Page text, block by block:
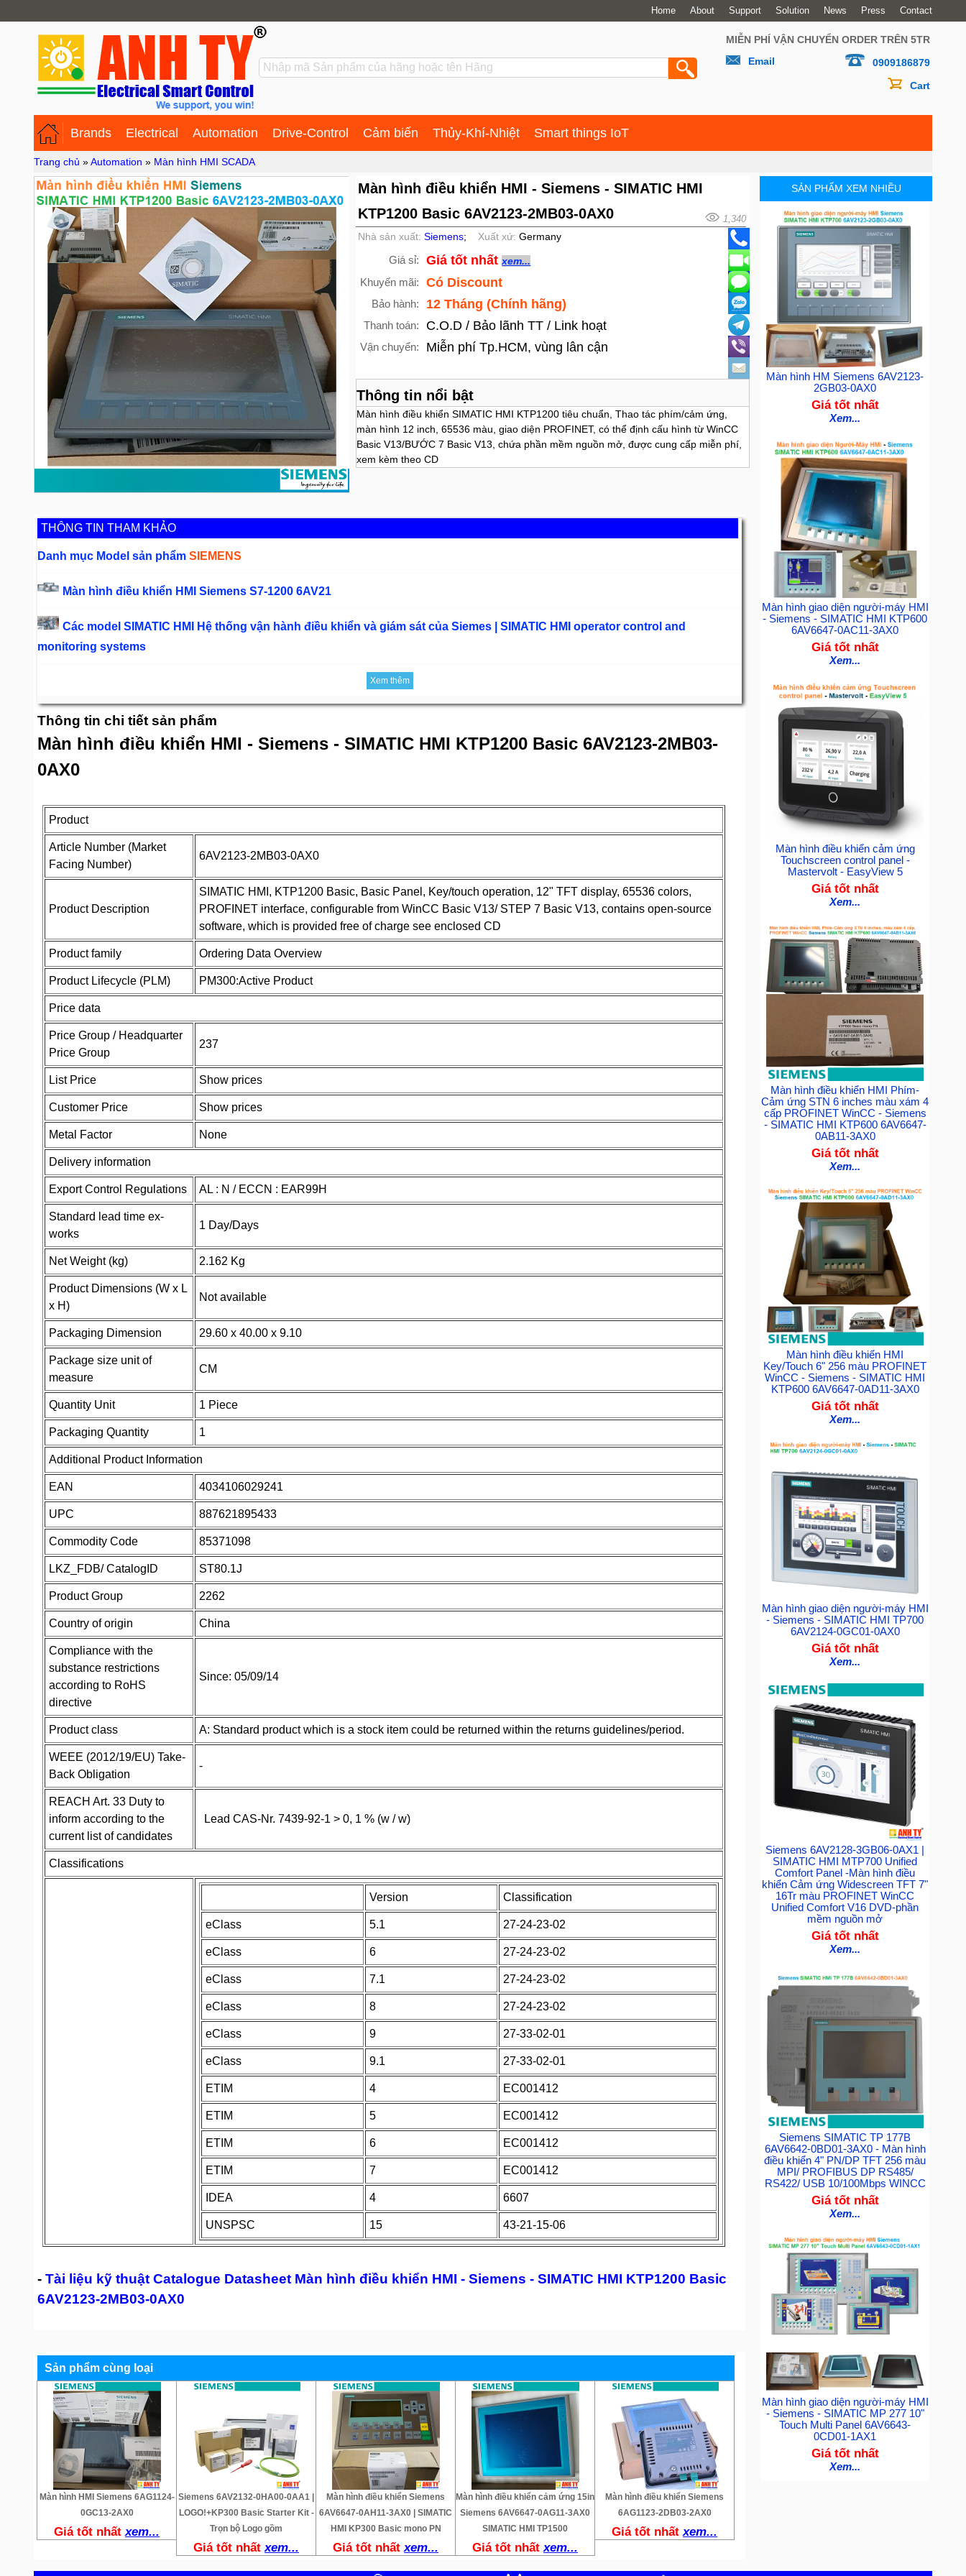
Home About Support Solution News Press Contact
MIỄN PHÍ VẬN CHUYỂN ORDER TRÊN 5TR
Email
0909186879
Cart
Brands Electrical Automation Drive-Control Cảm biến Thủy-Khí-Nhiệt Smart things IoT
Trang chủ »Automation » Màn hình HMI SCADA
Màn hình điều khiển HMI - Siemens - SIMATIC HMI
KTP1200 Basic 6AV2123-2MB03-0AX0
1,340
Nhà sản xuất: Siemens; Xuất xứ: Germany
Giá sỉ: Giá tốt nhấtxem...
Khuyến mãi: Có Discount
Bảo hành: 12 Tháng (Chính hãng)
Thanh toán: C.O.D / Bảo lãnh TT / Link hoạt
Vận chuyển: Miễn phí Tp.HCM, vùng lân cận
Thông tin nổi bật
Màn hình điều khiển SIMATIC HMI KTP1200 tiêu chuẩn, Thao tác phím/cảm ứng,
màn hình 12 inch, 65536 màu, giao diện PROFINET, có thể định cấu hình từ WinCC
Basic V13/BƯỚC 7 Basic V13, chứa phần mềm nguồn mở, được cung cấp miễn phí,
xem kèm theo CD
THÔNG TIN THAM KHẢO
Danh mục Model sản phẩm SIEMENS
Màn hình điều khiển HMI Siemens S7-1200 6AV21
Các model SIMATIC HMI Hệ thống vận hành điều khiển và giám sát của Siemes | SIMATIC HMI operator control and
monitoring systems
Xem thêm
Thông tin chi tiết sản phẩm
Màn hình điều khiển HMI - Siemens - SIMATIC HMI KTP1200 Basic 6AV2123-2MB03-
0AX0
Product
Article Number (Market
Facing Number)
6AV2123-2MB03-0AX0
Product Description
SIMATIC HMI, KTP1200 Basic, Basic Panel, Key/touch operation, 12" TFT display, 65536 colors,
PROFINET interface, configurable from WinCC Basic V13/ STEP 7 Basic V13, contains open-source
software, which is provided free of charge see enclosed CD
Product family Ordering Data Overview
Product Lifecycle (PLM) PM300:Active Product
Price data
Price Group / Headquarter
Price Group
237
List Price Show prices
Customer Price Show prices
Metal Factor None
Delivery information
Export Control Regulations AL : N / ECCN : EAR99H
Standard lead time ex-
works
1 Day/Days
Net Weight (kg) 2.162 Kg
Product Dimensions (W x L
x H)
Not available
Packaging Dimension 29.60 x 40.00 x 9.10
Package size unit of
measure
CM
Quantity Unit 1 Piece
Packaging Quantity 1
Additional Product Information
EAN 4034106029241
UPC 887621895433
Commodity Code 85371098
LKZ_FDB/ CatalogID ST80.1J
Product Group 2262
Country of origin China
Compliance with the
substance restrictions
according to RoHS
directive
Since: 05/09/14
Product class A: Standard product which is a stock item could be returned within the returns guidelines/period.
WEEE (2012/19/EU) Take-
Back Obligation
-
REACH Art. 33 Duty to
inform according to the
current list of candidates
Lead CAS-Nr. 7439-92-1 > 0, 1 % (w / w)
Classifications
Version Classification
eClass 5.1 27-24-23-02
eClass 6 27-24-23-02
eClass 7.1 27-24-23-02
eClass 8 27-24-23-02
eClass 9 27-33-02-01
eClass 9.1 27-33-02-01
ETIM 4 EC001412
ETIM 5 EC001412
ETIM 6 EC001412
ETIM 7 EC001412
IDEA 4 6607
UNSPSC 15 43-21-15-06
- Tài liệu kỹ thuật Catalogue Datasheet Màn hình điều khiển HMI - Siemens - SIMATIC HMI KTP1200 Basic
6AV2123-2MB03-0AX0
Sản phẩm cùng loại
Màn hình HMI Siemens 6AG1124-
0GC13-2AX0
Giá tốt nhấtxem...
Siemens 6AV2132-0HA00-0AA1 |
LOGO!+KP300 Basic Starter Kit -
Trọn bộ Logo gồm
Giá tốt nhấtxem...
Màn hình điều khiển Siemens
6AV6647-0AH11-3AX0 | SIMATIC
HMI KP300 Basic mono PN
Giá tốt nhấtxem...
Màn hình điều khiển cảm ứng 15in
Siemens 6AV6647-0AG11-3AX0
SIMATIC HMI TP1500
Giá tốt nhấtxem...
Màn hình điều khiển Siemens
6AG1123-2DB03-2AX0
Giá tốt nhấtxem...
SẢN PHẨM XEM NHIỀU
Màn hình HM Siemens 6AV2123-
2GB03-0AX0
Giá tốt nhất
Xem...
Màn hình giao diện người-máy HMI
- Siemens - SIMATIC HMI KTP600
6AV6647-0AC11-3AX0
Giá tốt nhất
Xem...
Màn hình điều khiển cảm ứng
Touchscreen control panel -
Mastervolt - EasyView 5
Giá tốt nhất
Xem...
Màn hình điều khiển HMI Phím-
Cảm ứng STN 6 inches màu xám 4
cấp PROFINET WinCC - Siemens
- SIMATIC HMI KTP600 6AV6647-
0AB11-3AX0
Giá tốt nhất
Xem...
Màn hình điều khiển HMI
Key/Touch 6" 256 màu PROFINET
WinCC - Siemens - SIMATIC HMI
KTP600 6AV6647-0AD11-3AX0
Giá tốt nhất
Xem...
Màn hình giao diện người-máy HMI
- Siemens - SIMATIC HMI TP700
6AV2124-0GC01-0AX0
Giá tốt nhất
Xem...
Siemens 6AV2128-3GB06-0AX1 |
SIMATIC HMI MTP700 Unified
Comfort Panel -Màn hình điều
khiển Cảm ứng Widescreen TFT 7"
16Tr màu PROFINET WinCC
Unified Comfort V16 DVD-phần
mềm nguồn mở
Giá tốt nhất
Xem...
Siemens SIMATIC TP 177B
6AV6642-0BD01-3AX0 - Màn hình
điều khiển 4" PN/DP TFT 256 màu
MPI/ PROFIBUS DP RS485/
RS422/ USB 10/100Mbps WINCC
Giá tốt nhất
Xem...
Màn hình giao diện người-máy HMI
- Siemens - SIMATIC MP 277 10"
Touch Multi Panel 6AV6643-
0CD01-1AX1
Giá tốt nhất
Xem...